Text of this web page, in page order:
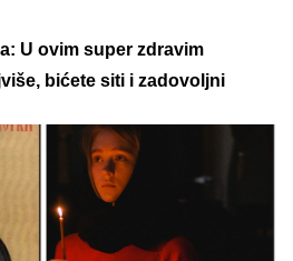
U ovim super zdravim
bićete siti i zadovoljni